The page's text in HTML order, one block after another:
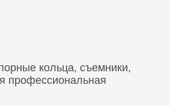
кольца, съемники,
профессиональная